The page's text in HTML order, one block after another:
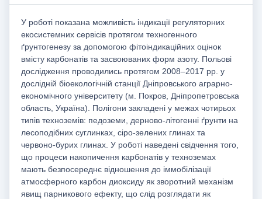
У роботі показана можливість індикації регуляторних
екосистемних сервісів протягом техногенного
ґрунтогенезу за допомогою фітоіндикаційних оцінок
вмісту карбонатів та засвоюваних форм азоту. Польові
дослідження проводились протягом 2008–2017 рр. у
дослідній біоекологічній станції Дніпровського аграрно-
економічного університету (м. Покров, Дніпропетровська
область, Україна). Полігони закладені у межах чотирьох
типів техноземів: педоземи, дерново-літогенні ґрунти на
лесоподібних суглинках, сіро-зелених глинах та
червоно-бурих глинах. У роботі наведені свідчення того,
що процеси накопичення карбонатів у техноземах
мають безпосереднє відношення до іммобілізації
атмосферного карбон диоксиду як зворотний механізм
явищ парникового ефекту, що слід розглядати як